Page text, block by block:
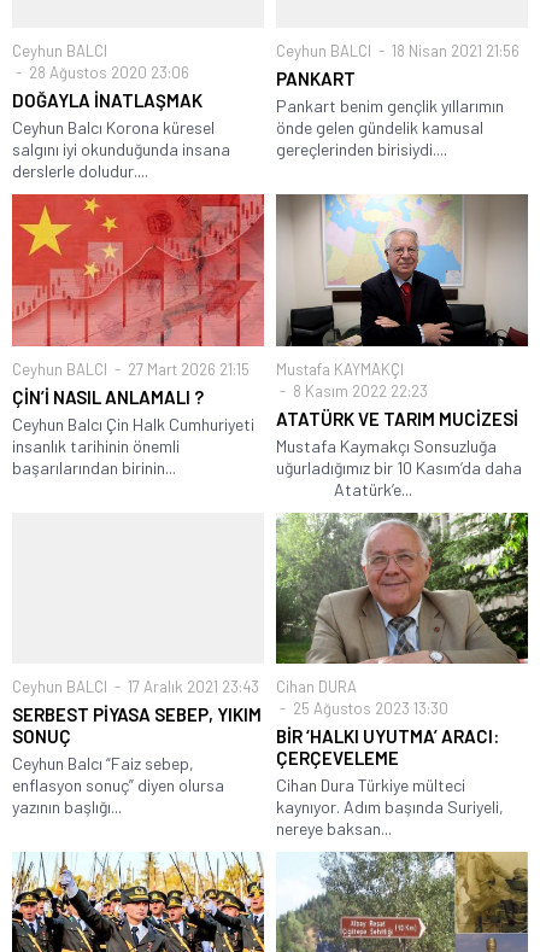
Ceyhun BALCI
28 Ağustos 2020 23:06
DOĞAYLA İNATLAŞMAK
Ceyhun Balcı Korona küresel
salgını iyi okunduğunda insana
derslerle doludur....
Ceyhun BALCI 18 Nisan 2021 21:56
PANKART
Pankart benim gençlik yıllarımın
önde gelen gündelik kamusal
gereçlerinden birisiydi....
Ceyhun BALCI 27 Mart 2026 21:15
ÇİN’İ NASIL ANLAMALI ?
Ceyhun Balcı Çin Halk Cumhuriyeti
insanlık tarihinin önemli
başarılarından birinin...
Mustafa KAYMAKÇI
8 Kasım 2022 22:23
ATATÜRK VE TARIM MUCİZESİ
Mustafa Kaymakçı Sonsuzluğa
uğurladığımız bir 10 Kasım’da daha
Atatürk’e...
Ceyhun BALCI 17 Aralık 2021 23:43
SERBEST PİYASA SEBEP, YIKIM
SONUÇ
Ceyhun Balcı “Faiz sebep,
enflasyon sonuç” diyen olursa
yazının başlığı...
Cihan DURA
25 Ağustos 2023 13:30
BİR ‘HALKI UYUTMA’ ARACI:
ÇERÇEVELEME
Cihan Dura Türkiye mülteci
kaynıyor. Adım başında Suriyeli,
nereye baksan...